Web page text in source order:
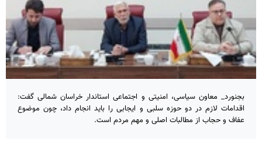
بجنورد_ معاون سیاسی، امنیتی و اجتماعی استاندار خراسان شمالی گفت:
اقدامات لازم در دو حوزه سلبی و ایجابی را باید انجام داد، چون موضوع
عفاف و حجاب از مطالبات اصلی و مهم مردم است.